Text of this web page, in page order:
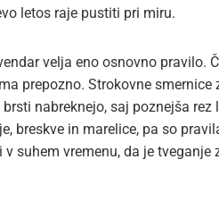
letos raje pustiti pri miru.
velja eno osnovno pravilo.
prepozno. Strokovne
nabreknejo, saj poznejša
breskve in marelice, pa so
suhem vremenu, da je tveganje